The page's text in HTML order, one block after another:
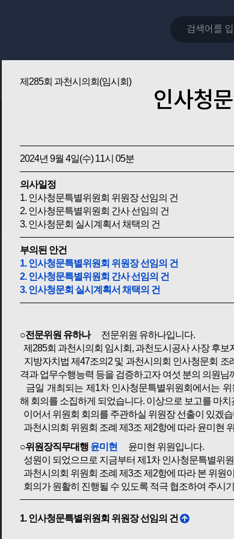
제285회 과천시의회(임시회)
인사청
2024년 9월 4일(수) 11시 05분
의사일정
1. 인사청문특별위원회 위원장 선임의 건
2. 인사청문특별위원회 간사 선임의 건
3. 인사청문회 실시계획서 채택의 건
부의된 안건
1. 인사청문특별위원회 위원장 선임의 건
2. 인사청문특별위원회 간사 선임의 건
3. 인사청문회 실시계획서 채택의 건
○전문위원 유하나전문위원 유하나입니다.
제285회 과천시의회 임시회, 과천도시공사 사장 후
지방자치법 제47조의2 및 과천시의회 인사청문회
격과 업무수행능력 등을 검증하고자 여섯 분의 의원
금일 개최되는 제1차 인사청문특별위원회에서는
해 회의를 소집하게 되었습니다. 이상으로 보고를 마치
이어서 위원회 회의를 주관하실 위원장 선출이 있겠
과천시의회 위원회 조례 제3조 제2항에 따라 윤미현
○위원장직무대행 윤미현
윤미현 위원입니다.
성원이 되었으므로 지금부터 제1차 인사청문특별위
과천시의회 위원회 조례 제3조 제2항에 따라 본 위원
회의가 원활히 진행될 수 있도록 적극 협조하여 주시
1. 인사청문특별위원회 위원장 선임의 건